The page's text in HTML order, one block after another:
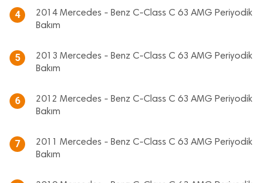
4
2014 Mercedes - Benz C-Class C 63 AMG Periyodik
Bakım
5
2013 Mercedes - Benz C-Class C 63 AMG Periyodik
Bakım
6
2012 Mercedes - Benz C-Class C 63 AMG Periyodik
Bakım
7
2011 Mercedes - Benz C-Class C 63 AMG Periyodik
Bakım